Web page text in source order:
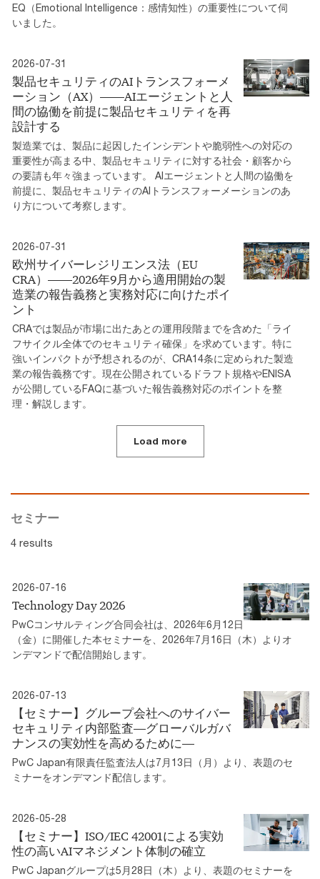
EQ（Emotional Intelligence：感情知性）の重要性について伺
いました。
2026-07-31
製品セキュリティのAIトランスフォーメ
ーション（AX）――AIエージェントと人
間の協働を前提に製品セキュリティを再
設計する
製造業では、製品に起因したインシデントや脆弱性への対応の
重要性が高まる中、製品セキュリティに対する社会・顧客から
の要請も年々強まっています。 AIエージェントと人間の協働を
前提に、製品セキュリティのAIトランスフォーメーションのあ
り方について考察します。
2026-07-31
欧州サイバーレジリエンス法（EU
CRA）――2026年9月から適用開始の製
造業の報告義務と実務対応に向けたポイ
ント
CRAでは製品が市場に出たあとの運用段階までを含めた「ライ
フサイクル全体でのセキュリティ確保」を求めています。特に
強いインパクトが予想されるのが、CRA14条に定められた製造
業の報告義務です。現在公開されているドラフト規格やENISA
が公開しているFAQに基づいた報告義務対応のポイントを整
理・解説します。
Load more
セミナー
4 results
2026-07-16
Technology Day 2026
PwCコンサルティング合同会社は、2026年6月12日
（金）に開催した本セミナーを、2026年7月16日（木）よりオ
ンデマンドで配信開始します。
2026-07-13
【セミナー】グループ会社へのサイバー
セキュリティ内部監査―グローバルガバ
ナンスの実効性を高めるために―
PwC Japan有限責任監査法人は7月13日（月）より、表題のセ
ミナーをオンデマンド配信します。
2026-05-28
【セミナー】ISO/IEC 42001による実効
性の高いAIマネジメント体制の確立
PwC Japanグループは5月28日（木）より、表題のセミナーを